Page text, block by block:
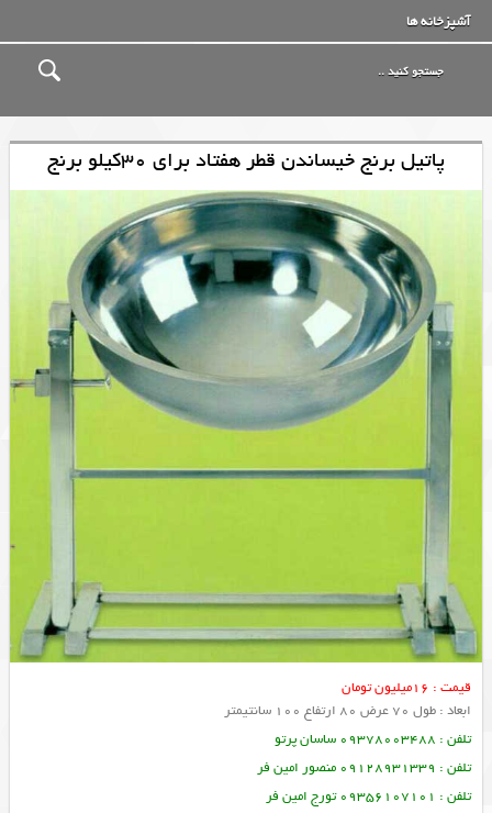
آشپزخانه ها
پاتیل برنج خیساندن قطر هفتاد برای 30کیلو برنج
قیمت : 16میلیون تومان
ابعاد : طول 70 عرض 80 ارتفاع 100 سانتیمتر
تلفن : 09378003488 ساسان پرتو
تلفن : 09128931339 منصور امین فر
تلفن : 09356107101 تورج امین فر